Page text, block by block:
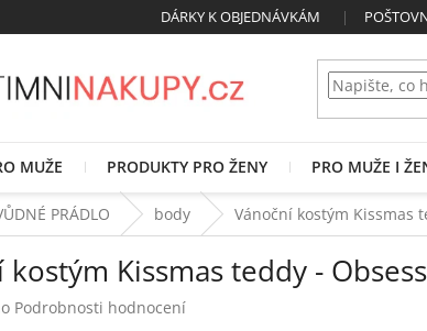
DÁRKY K OBJEDNÁVKÁM
MUŽE PRODUKTY PRO ŽENY PRO MUŽE I
PRÁDLO body Vánoční kostým Kissmas
kostým Kissmas teddy -
Podrobnosti hodnocení